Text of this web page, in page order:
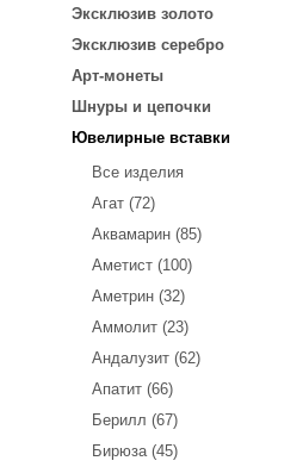
Эксклюзив золото
Эксклюзив серебро
Арт-монеты
Шнуры и цепочки
Ювелирные вставки
Все изделия
Агат (72)
Аквамарин (85)
Аметист (100)
Аметрин (32)
Аммолит (23)
Андалузит (62)
Апатит (66)
Берилл (67)
Бирюза (45)